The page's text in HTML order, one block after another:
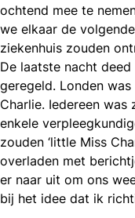
ochtend mee te
we elkaar de
ziekenhuis zouden
De laatste nacht
geregeld. Londen
Charlie. Iedereen was
enkele
zouden ‘little Miss
overladen met
er naar uit om ons
bij het idee dat ik